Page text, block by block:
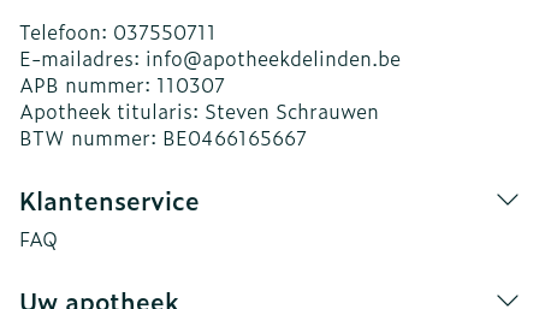
Telefoon: 037550711
E-mailadres: info@apotheekdelinden.be
APB nummer: 110307
Apotheek titularis: Steven Schrauwen
BTW nummer: BE0466165667
Klantenservice
FAQ
Uw apotheek